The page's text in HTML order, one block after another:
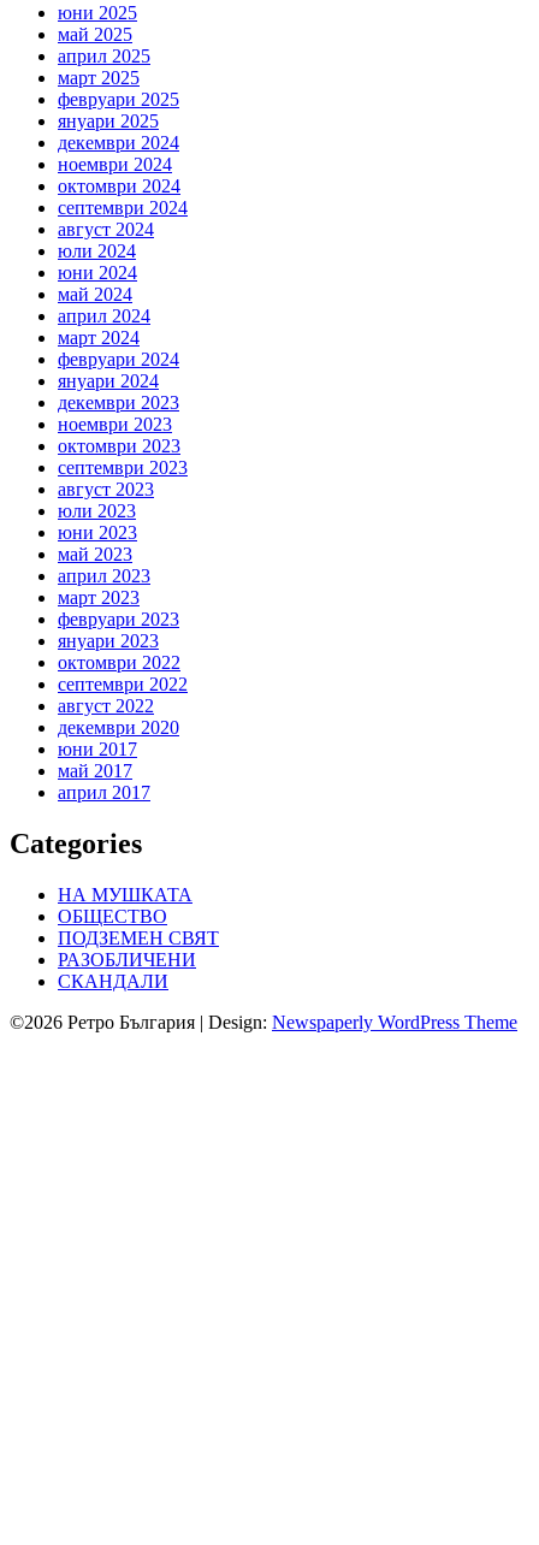
юни 2025
май 2025
април 2025
март 2025
февруари 2025
януари 2025
декември 2024
ноември 2024
октомври 2024
септември 2024
август 2024
юли 2024
юни 2024
май 2024
април 2024
март 2024
февруари 2024
януари 2024
декември 2023
ноември 2023
октомври 2023
септември 2023
август 2023
юли 2023
юни 2023
май 2023
април 2023
март 2023
февруари 2023
януари 2023
октомври 2022
септември 2022
август 2022
декември 2020
юни 2017
май 2017
април 2017
Categories
НА МУШКАТА
ОБЩЕСТВО
ПОДЗЕМЕН СВЯТ
РАЗОБЛИЧЕНИ
СКАНДАЛИ
©2026 Ретро България | Design: Newspaperly WordPress Theme